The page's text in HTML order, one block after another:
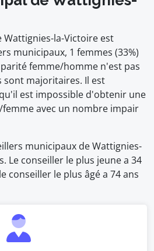
Wattignies-la-Victoire est
municipaux, 1 femmes (33%)
parité femme/homme n'est pas
sont majoritaires. Il est
est impossible d'obtenir une
avec un nombre impair
municipaux de Wattignies-
Le conseiller le plus jeune a 34
conseiller le plus âgé a 74 ans